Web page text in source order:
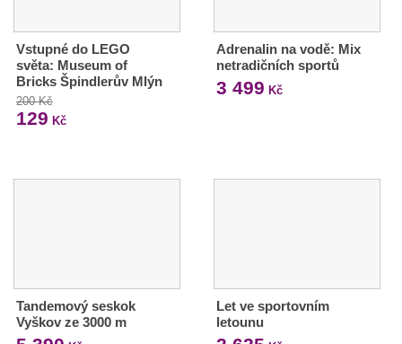
Vstupné do LEGO
světa: Museum of
Bricks Špindlerův Mlýn
200 Kč
129 Kč
Adrenalin na vodě: Mix
netradičních sportů
3 499 Kč
Tandemový seskok
Vyškov ze 3000 m
Let ve sportovním
letounu